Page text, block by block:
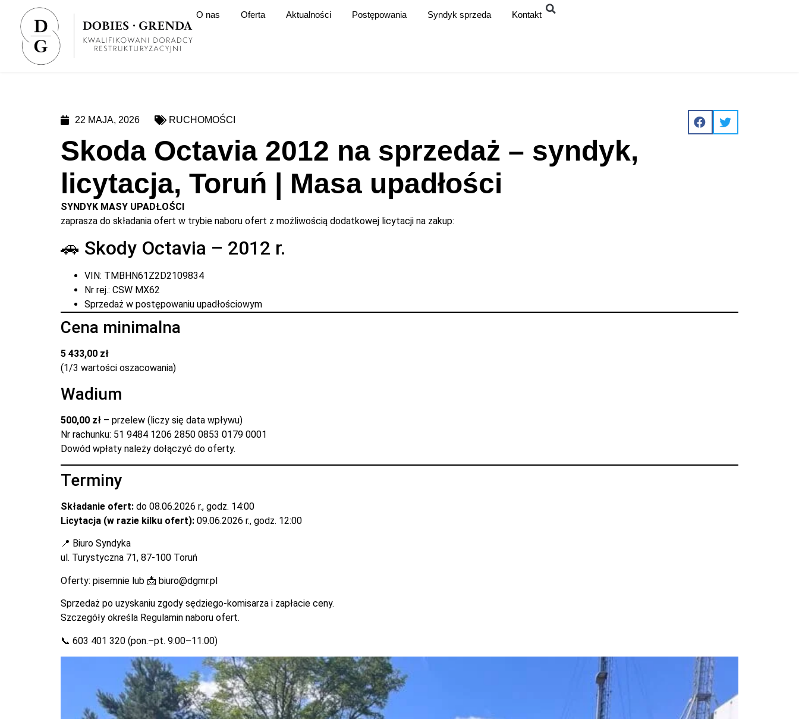
O nas Oferta Aktualności Postępowania Syndyk sprzeda Kontakt
22 MAJA, 2026 RUCHOMOŚCI
Skoda Octavia 2012 na sprzedaż – syndyk,
licytacja, Toruń | Masa upadłości
SYNDYK MASY UPADŁOŚCI
zaprasza do składania ofert w trybie naboru ofert z możliwością dodatkowej licytacji na zakup:
🚗 Skody Octavia – 2012 r.
VIN: TMBHN61Z2D2109834
Nr rej.: CSW MX62
Sprzedaż w postępowaniu upadłościowym
Cena minimalna
5 433,00 zł
(1/3 wartości oszacowania)
Wadium
500,00 zł – przelew (liczy się data wpływu)
Nr rachunku: 51 9484 1206 2850 0853 0179 0001
Dowód wpłaty należy dołączyć do oferty.
Terminy
Składanie ofert: do 08.06.2026 r., godz. 14:00
Licytacja (w razie kilku ofert): 09.06.2026 r., godz. 12:00
📍 Biuro Syndyka
ul. Turystyczna 71, 87-100 Toruń
Oferty: pisemnie lub 📩 biuro@dgmr.pl
Sprzedaż po uzyskaniu zgody sędziego-komisarza i zapłacie ceny.
Szczegóły określa Regulamin naboru ofert.
📞 603 401 320 (pon.–pt. 9:00–11:00)